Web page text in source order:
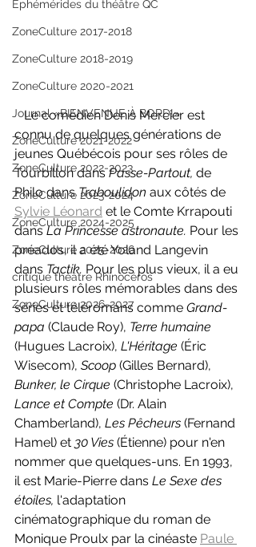
Éphémérides du théâtre QC
ZoneCulture 2017-2018
ZoneCulture 2018-2019
ZoneCulture 2020-2021
Journal «BIENVENUE À BORD!»
ZoneCulture 2021-2022
ZoneCulture 2022-2023
ZoneCulture 2023-2024
ZoneCulture 2024-2025
ZoneCulture 2025-2026
critique théâtre Rhinocéros
ZoneCulture 2026-2027
   Le comédien Denis Mercier est
connu de quelques générations de
jeunes Québécois pour ses rôles de
Tourbillon dans Passe-Partout, de
Philo dans Traboulidon aux côtés de
Sylvie Léonard et le Comte Krrapouti
dans La Princesse astronaute. Pour les
préados, il a été Yoland Langevin
dans Tactik. Pour les plus vieux, il a eu
plusieurs rôles mémorables dans des
séries et téléromans comme Grand-
papa (Claude Roy), Terre humaine
(Hugues Lacroix), L'Héritage (Éric
Wisecom), Scoop (Gilles Bernard),
Bunker, le Cirque (Christophe Lacroix),
Lance et Compte (Dr. Alain
Chamberland), Les Pêcheurs (Fernand
Hamel) et 30 Vies (Étienne) pour n'en
nommer que quelques-uns. En 1993,
il est Marie-Pierre dans Le Sexe des
étoiles, l'adaptation
cinématographique du roman de
Monique Proulx par la cinéaste Paule